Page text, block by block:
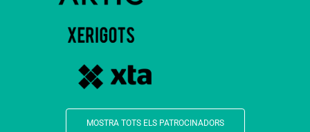
MOSTRA TOTS ELS PATROCINADORS